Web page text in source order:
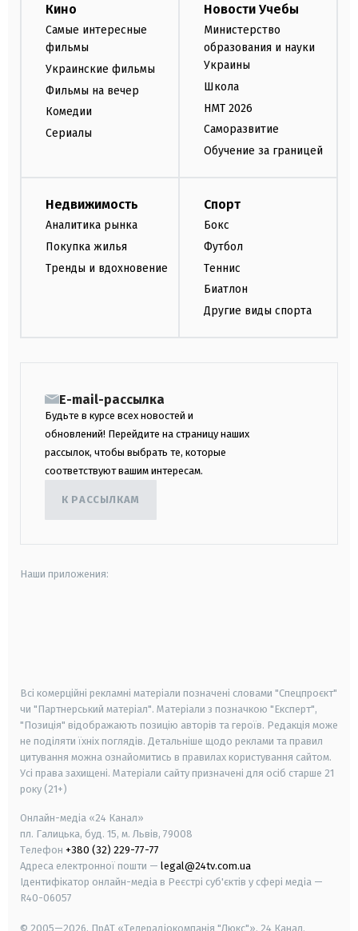
Кино
Самые интересные
фильмы
Украинские фильмы
Фильмы на вечер
Комедии
Сериалы
Новости Учебы
Министерство
образования и науки
Украины
Школа
НМТ 2026
Саморазвитие
Обучение за границей
Недвижимость
Аналитика рынка
Покупка жилья
Тренды и вдохновение
Спорт
Бокс
Футбол
Теннис
Биатлон
Другие виды спорта
E-mail-рассылка
Будьте в курсе всех новостей и
обновлений! Перейдите на страницу наших
рассылок, чтобы выбрать те, которые
соответствуют вашим интересам.
К РАССЫЛКАМ
Наши приложения:
Всі комерційні рекламні матеріали позначені словами "Спецпроєкт"
чи "Партнерський матеріал". Матеріали з позначкою "Експерт",
"Позиція" відображають позицію авторів та героїв. Редакція може
не поділяти їхніх поглядів. Детальніше щодо реклами та правил
цитування можна ознайомитись в правилах користування сайтом.
Усі права захищені. Матеріали сайту призначені для осіб старше 21
року (21+)
Онлайн-медіа «24 Канал»
пл. Галицька, буд. 15, м. Львів, 79008
Телефон +380 (32) 229-77-77
Адреса електронної пошти — legal@24tv.com.ua
Ідентифікатор онлайн-медіа в Реєстрі суб'єктів у сфері медіа —
R40-06057
© 2005—2026, ПрАТ «Телерадіокомпанія "Люкс"», 24 Канал.